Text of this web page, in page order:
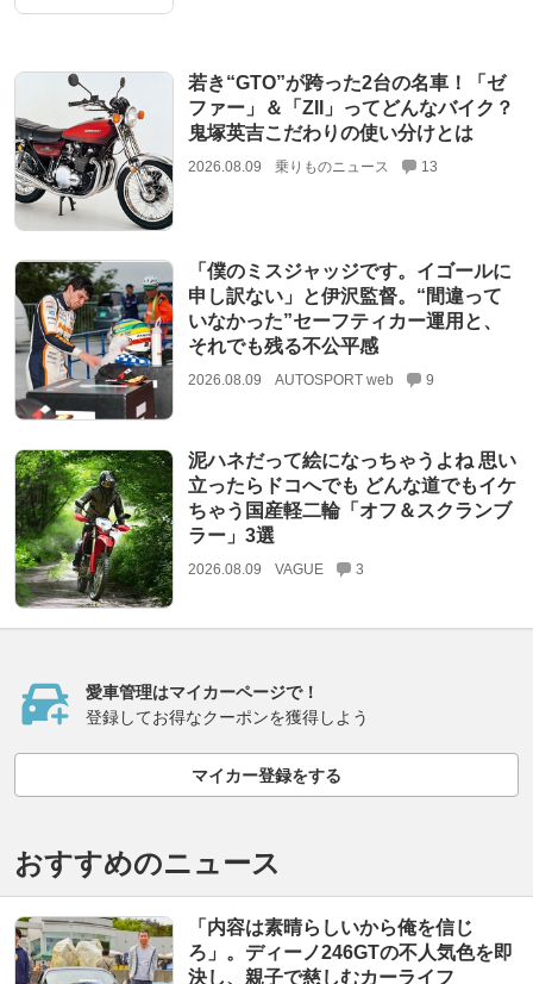
若き“GTO”が跨った2台の名車！「ゼ
ファー」＆「ZII」ってどんなバイク？
鬼塚英吉こだわりの使い分けとは
2026.08.09 乗りものニュース 13
「僕のミスジャッジです。イゴールに
申し訳ない」と伊沢監督。“間違って
いなかった”セーフティカー運用と、
それでも残る不公平感
2026.08.09 AUTOSPORT web 9
泥ハネだって絵になっちゃうよね 思い
立ったらドコへでも どんな道でもイケ
ちゃう国産軽二輪「オフ＆スクランブ
ラー」3選
2026.08.09 VAGUE 3
愛車管理はマイカーページで！
登録してお得なクーポンを獲得しよう
マイカー登録をする
おすすめのニュース
「内容は素晴らしいから俺を信じ
ろ」。ディーノ246GTの不人気色を即
決し、親子で慈しむカーライフ